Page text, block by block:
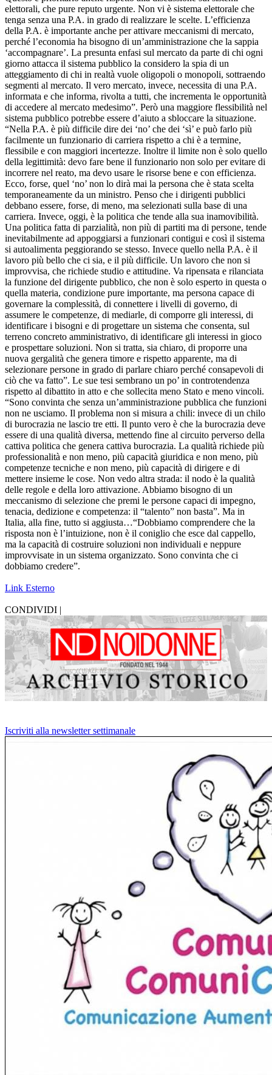
elettorali, che pure reputo urgente. Non vi è sistema elettorale che
tenga senza una P.A. in grado di realizzare le scelte. L’efficienza
della P.A. è importante anche per attivare meccanismi di mercato,
perché l’economia ha bisogno di un’amministrazione che la sappia
‘accompagnare’. La presunta enfasi sul mercato da parte di chi ogni
giorno attacca il sistema pubblico la considero la spia di un
atteggiamento di chi in realtà vuole oligopoli o monopoli, sottraendo
segmenti al mercato. Il vero mercato, invece, necessita di una P.A.
informata e che informa, rivolta a tutti, che incrementa le opportunità
di accedere al mercato medesimo”. Però una maggiore flessibilità nel
sistema pubblico potrebbe essere d’aiuto a sbloccare la situazione.
“Nella P.A. è più difficile dire dei ‘no’ che dei ‘sì’ e può farlo più
facilmente un funzionario di carriera rispetto a chi è a termine,
flessibile e con maggiori incertezze. Inoltre il limite non è solo quello
della legittimità: devo fare bene il funzionario non solo per evitare di
incorrere nel reato, ma devo usare le risorse bene e con efficienza.
Ecco, forse, quel ‘no’ non lo dirà mai la persona che è stata scelta
temporaneamente da un ministro. Penso che i dirigenti pubblici
debbano essere, forse, di meno, ma selezionati sulla base di una
carriera. Invece, oggi, è la politica che tende alla sua inamovibilità.
Una politica fatta di parzialità, non più di partiti ma di persone, tende
inevitabilmente ad appoggiarsi a funzionari contigui e così il sistema
si autoalimenta peggiorando se stesso. Invece quello nella P.A. è il
lavoro più bello che ci sia, e il più difficile. Un lavoro che non si
improvvisa, che richiede studio e attitudine. Va ripensata e rilanciata
la funzione del dirigente pubblico, che non è solo esperto in questa o
quella materia, condizione pure importante, ma persona capace di
governare la complessità, di connettere i livelli di governo, di
assumere le competenze, di mediarle, di comporre gli interessi, di
identificare i bisogni e di progettare un sistema che consenta, sul
terreno concreto amministrativo, di identificare gli interessi in gioco
e prospettare soluzioni. Non si tratta, sia chiaro, di proporre una
nuova gergalità che genera timore e rispetto apparente, ma di
selezionare persone in grado di parlare chiaro perché consapevoli di
ciò che va fatto”. Le sue tesi sembrano un po’ in controtendenza
rispetto al dibattito in atto e che sollecita meno Stato e meno vincoli.
“Sono convinta che senza un’amministrazione pubblica che funzioni
non ne usciamo. Il problema non si misura a chili: invece di un chilo
di burocrazia ne lascio tre etti. Il punto vero è che la burocrazia deve
essere di una qualità diversa, mettendo fine al circuito perverso della
cattiva politica che genera cattiva burocrazia. La qualità richiede più
professionalità e non meno, più capacità giuridica e non meno, più
competenze tecniche e non meno, più capacità di dirigere e di
mettere insieme le cose. Non vedo altra strada: il nodo è la qualità
delle regole e della loro attivazione. Abbiamo bisogno di un
meccanismo di selezione che premi le persone capaci di impegno,
tenacia, dedizione e competenza: il “talento” non basta”. Ma in
Italia, alla fine, tutto si aggiusta…“Dobbiamo comprendere che la
risposta non è l’intuizione, non è il coniglio che esce dal cappello,
ma la capacità di costruire soluzioni non individuali e neppure
improvvisate in un sistema organizzato. Sono convinta che ci
dobbiamo credere”.
Link Esterno
CONDIVIDI |
Iscriviti alla newsletter settimanale